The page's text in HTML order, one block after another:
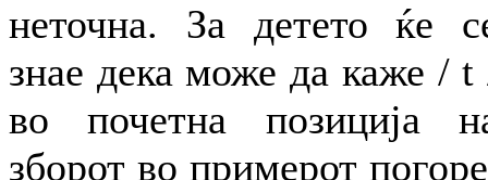
неточна. За детето ќе
знае дека може да каже / t
во почетна позиција
зборот во примерот